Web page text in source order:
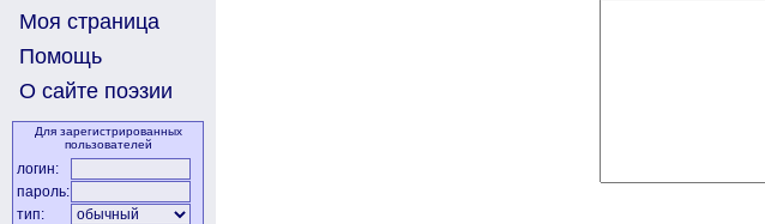
Моя страница
Помощь
О сайте поэзии
Для зарегистрированных
пользователей
логин:
пароль:
тип: